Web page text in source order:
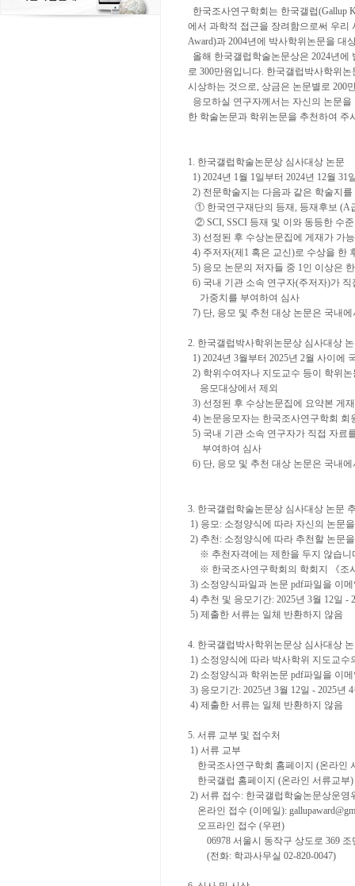
한국조사연구학회는 한국갤럽(Gallup
에서 과학적 접근을 장려함으로써 우리
Award)과 2004년에 박사학위논문을 대
올해 한국갤럽학술논문상은 2024년
로 300만원입니다. 한국갤럽박사학위
시상하는 것으로, 상금은 논문별로 200
응모하실 연구자께서는 자신의 논문
한 학술논문과 학위논문을 추천하여
1. 한국갤럽학술논문상 심사대상 논문
1) 2024년 1월 1일부터 2024년 12월
2) 전문학술지는 다음과 같은 학술지를
① 한국연구재단의 등재, 등재후보 (A
② SCI, SSCI 등재 및 이와 동등한 수
3) 선정된 후 수상논문집에 게재가 가
4) 주저자(제1 혹은 교신)로 수상을 한
5) 응모 논문의 저자들 중 1인 이상은
6) 국내 기관 소속 연구자(주저자)가
가중치를 부여하여 심사
7) 단, 응모 및 추천 대상 논문은 국내
2. 한국갤럽박사학위논문상 심사대상
1) 2024년 3월부터 2025년 2월 사이
2) 학위수여자나 지도교수 등이 학위
응모대상에서 제외
3) 선정된 후 수상논문집에 요약본 게
4) 논문응모자는 한국조사연구학회
5) 국내 기관 소속 연구자가 직접 자료
부여하여 심사
6) 단, 응모 및 추천 대상 논문은 국내
3. 한국갤럽학술논문상 심사대상 논문
1) 응모: 소정양식에 따라 자신의 논문
2) 추천: 소정양식에 따라 추천할 논문
※ 추천자격에는 제한을 두지 않습니
※ 한국조사연구학회의 학회지 《조
3) 소정양식파일과 논문 pdf파일을 이
4) 추천 및 응모기간: 2025년 3월 12일 -
5) 제출한 서류는 일체 반환하지 않음
4. 한국갤럽박사학위논문상 심사대상
1) 소정양식에 따라 박사학위 지도교
2) 소정양식과 학위논문 pdf파일을 이
3) 응모기간: 2025년 3월 12일 - 2025년
4) 제출한 서류는 일체 반환하지 않음
5. 서류 교부 및 접수처
1) 서류 교부
한국조사연구학회 홈페이지 (온라인
한국갤럽 홈페이지 (온라인 서류교부)
2) 서류 접수: 한국갤럽학술논문상운영
온라인 접수 (이메일):
오프라인 접수 (우편)
06978 서울시 동작구 상도로 369 조
(전화: 학과사무실 02-820-0047)